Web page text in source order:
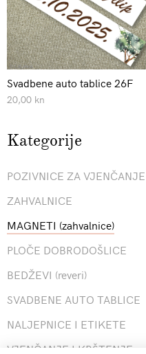
Svadbene auto tablice 26F
20,00 kn
Kategorije
POZIVNICE ZA VJENČANJE
ZAHVALNICE
MAGNETI (zahvalnice)
PLOČE DOBRODOŠLICE
BEDŽEVI (reveri)
SVADBENE AUTO TABLICE
NALJEPNICE I ETIKETE
VJENČANJE I KRŠTENJE